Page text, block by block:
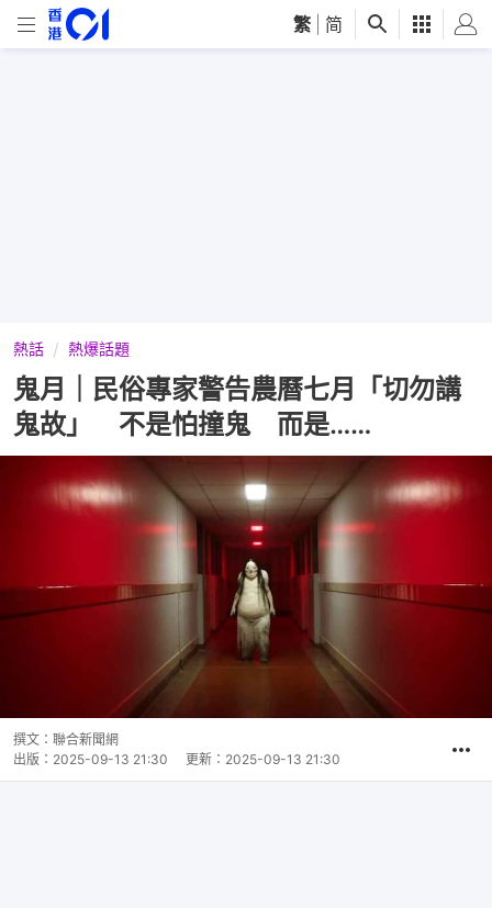
繁 简
熱話 熱爆話題
鬼月｜民俗專家警告農曆七月「切勿講
鬼故」 不是怕撞鬼 而是……
撰文： 聯合新聞網
出版： 2025-09-13 21:30 更新： 2025-09-13 21:30